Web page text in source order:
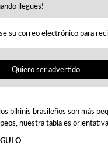
llegues!
Quiero ser advertido
bikinis brasileños son más
nuestra tabla es orientativa.